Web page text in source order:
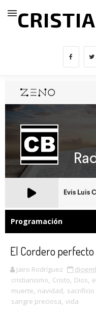
Programación
El Cordero perfecto
Jairo Rodríguez
cristianismo, Cristo, Dios,
muerte, navidad,
sangre preciosa, vida